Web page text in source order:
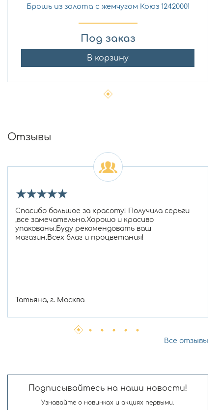
Брошь из золота с жемчугом Коюз 12420001
Под заказ
В корзину
Отзывы
★★★★★
Спасибо большое за красоту! Получила серьги
,все замечательно.Хорошо и красиво
упакованы.Буду рекомендовать ваш
магазин.Всех благ и процветания!
Татьяна, г. Москва
Все отзывы
Подписывайтесь на наши новости!
Узнавайте о новинках и акциях первыми.